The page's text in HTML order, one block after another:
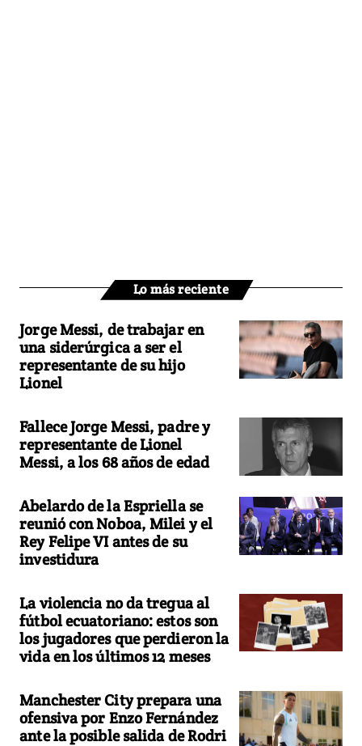
Lo más reciente
Jorge Messi, de trabajar en
una siderúrgica a ser el
representante de su hijo
Lionel
Fallece Jorge Messi, padre y
representante de Lionel
Messi, a los 68 años de edad
Abelardo de la Espriella se
reunió con Noboa, Milei y el
Rey Felipe VI antes de su
investidura
La violencia no da tregua al
fútbol ecuatoriano: estos son
los jugadores que perdieron la
vida en los últimos 12 meses
Manchester City prepara una
ofensiva por Enzo Fernández
ante la posible salida de Rodri